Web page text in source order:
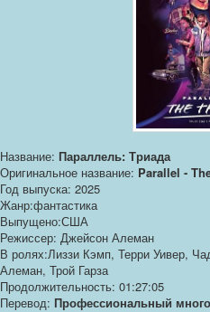
Название: Параллель: Триада
Оригинальное название: Parallel -
Год выпуска: 2025
Жанр:фантастика
Выпущено:США
Режиссер: Джейсон Алеман
В ролях:Лиззи Кэмп, Терри Уивер,
Алеман, Трой Гарза
Продолжительность: 01:27:05
Перевод: Профессиональный